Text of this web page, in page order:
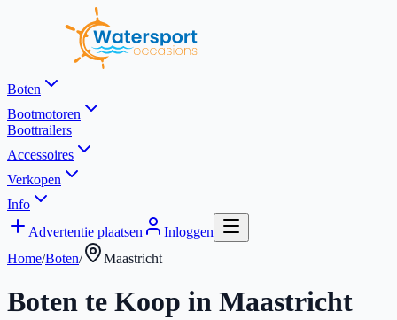
Boten
Bootmotoren
Boottrailers
Accessoires
Verkopen
Info
Advertentie plaatsen
Inloggen
Home/Boten/ Maastricht
Boten te Koop in Maastricht